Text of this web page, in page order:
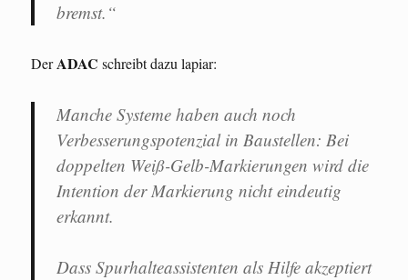
bremst.“
DerADAC schreibt dazu lapiar:
Manche Systeme haben auch noch
Verbesserungspotenzial in Baustellen: Bei
doppelten Weiß-Gelb-Markierungen wird die
Intention der Markierung nicht eindeutig
erkannt.
Dass Spurhalteassistenten als Hilfe akzeptiert